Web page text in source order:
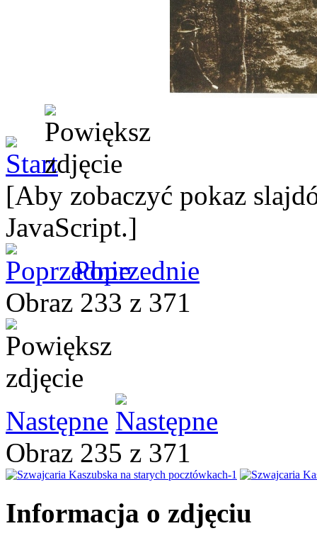
[Aby zobaczyć pokaz
JavaScript.]
Poprzednie
Obraz 233 z 371
Następne
Obraz 235 z 371
Informacja o zdjęciu